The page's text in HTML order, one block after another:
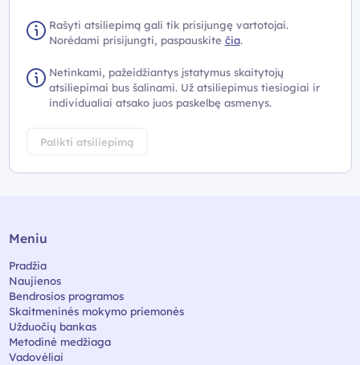
Rašyti atsiliepimą gali tik prisijungę vartotojai.
Norėdami prisijungti, paspauskite čia.
Netinkami, pažeidžiantys įstatymus skaitytojų
atsiliepimai bus šalinami. Už atsiliepimus tiesiogiai ir
individualiai atsako juos paskelbę asmenys.
Palikti atsiliepimą
Meniu
Pradžia
Naujienos
Bendrosios programos
Skaitmeninės mokymo priemonės
Užduočių bankas
Metodinė medžiaga
Vadovėliai